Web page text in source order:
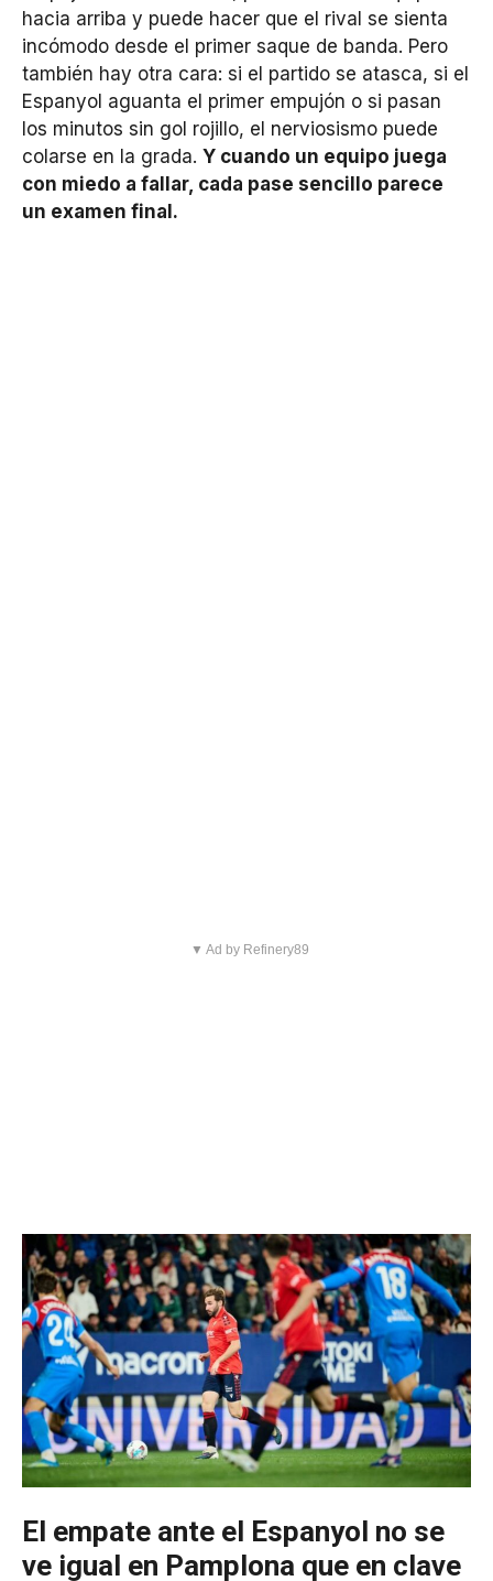
hacia arriba y puede hacer que el rival se sienta
incómodo desde el primer saque de banda. Pero
también hay otra cara: si el partido se atasca, si el
Espanyol aguanta el primer empujón o si pasan
los minutos sin gol rojillo, el nerviosismo puede
colarse en la grada. Y cuando un equipo juega
con miedo a fallar, cada pase sencillo parece
un examen final.
▼ Ad by Refinery89
El empate ante el Espanyol no se
ve igual en Pamplona que en clave